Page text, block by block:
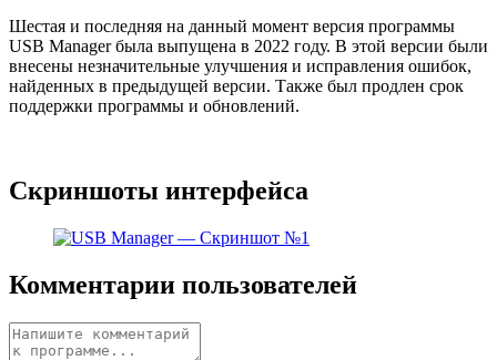
Шестая и последняя на данный момент версия программы
USB Manager была выпущена в 2022 году. В этой версии были
внесены незначительные улучшения и исправления ошибок,
найденных в предыдущей версии. Также был продлен срок
поддержки программы и обновлений.
Скриншоты интерфейса
Комментарии пользователей